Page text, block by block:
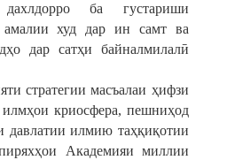
ба густариши
худ дар ин самт ва
дар сатҳи байналмилалӣ
стратегии масъалаи ҳифзи
криосфера, пешниҳод
давлатии илмию таҳқиқотии
Академияи миллии